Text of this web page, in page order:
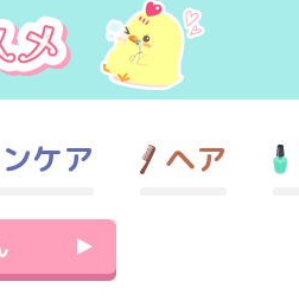
ケア ヘア